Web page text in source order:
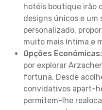
hotéis boutique irão
designs únicos e
personalizado,
muito mais íntima e
Opções Económicas:
por explorar
fortuna. Desde
convidativos apart-
permitem-lhe